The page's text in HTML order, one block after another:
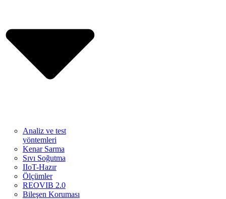
Analiz ve test
yöntemleri
Kenar Sarma
Sıvı Soğutma
IIoT-Hazır
Ölçümler
REOVIB 2.0
Bileşen Koruması